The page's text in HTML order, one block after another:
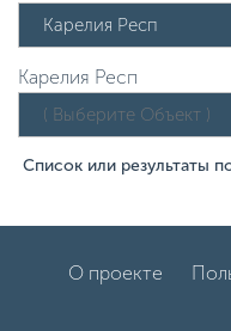
Карелия Респ
Список или результаты
О проекте